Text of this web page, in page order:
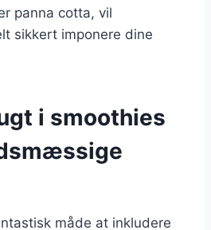
panna cotta, vil
sikkert imponere dine
i smoothies
måde at inkludere